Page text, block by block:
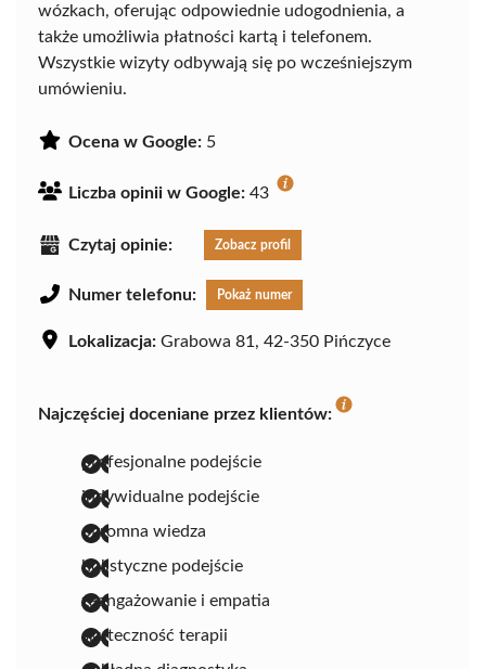
wózkach, oferując odpowiednie udogodnienia, a
także umożliwia płatności kartą i telefonem.
Wszystkie wizyty odbywają się po wcześniejszym
umówieniu.
Ocena w Google: 5
Liczba opinii w Google: 43
Czytaj opinie: Zobacz profil
Numer telefonu: Pokaż numer
Lokalizacja: Grabowa 81, 42-350 Pińczyce
Najczęściej doceniane przez klientów:
profesjonalne podejście
indywidualne podejście
ogromna wiedza
holistyczne podejście
zaangażowanie i empatia
skuteczność terapii